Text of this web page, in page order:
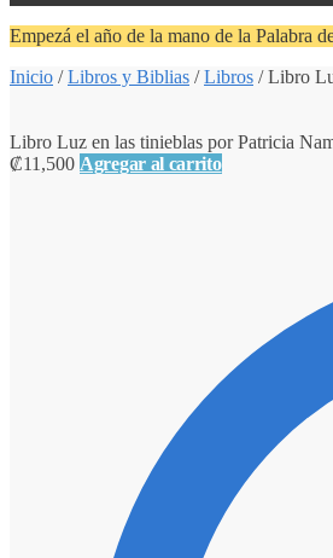
Empezá el año de la mano de la Palabra
Inicio /Libros y Biblias /Libros /Libro
Libro Luz en las tinieblas por Patricia
₡11,500 Agregar al carrito